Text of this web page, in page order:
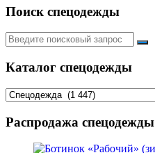
915 ₽.
Поиск спецодежды
Искать:
Каталог спецодежды
Распродажа спецодежды